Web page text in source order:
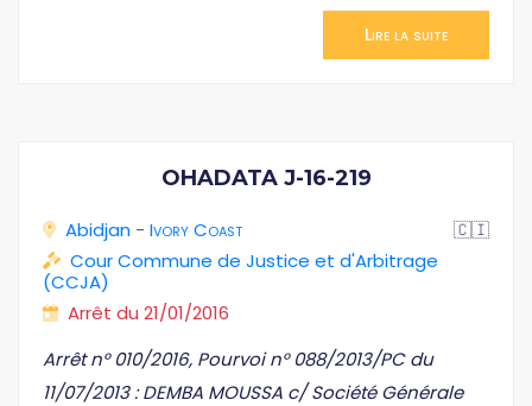
Lire la suite
OHADATA J-16-219
Abidjan - Ivory Coast
🇨🇮
Cour Commune de Justice et d'Arbitrage
(CCJA)
Arrêt du 21/01/2016
Arrêt n° 010/2016, Pourvoi n° 088/2013/PC du
11/07/2013 : DEMBA MOUSSA c/ Société Générale